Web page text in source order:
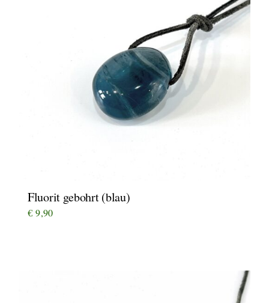
Fluorit gebohrt (blau)
€ 9,90